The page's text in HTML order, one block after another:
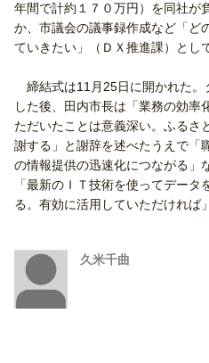
年間で計約１７０万円）を同社が
か、市議会の議事録作成など「ど
ていきたい」（ＤＸ推進課）とし
締結式は11月25日に開かれた。
した後、田内市長は「業務の効率
ただいたことは意義深い。ふるさ
謝する」と謝辞を述べたうえで「
の情報提供の迅速化につながる」
「最新のＩＴ技術を使ってデー
る。有効に活用していただければ
久米千曲